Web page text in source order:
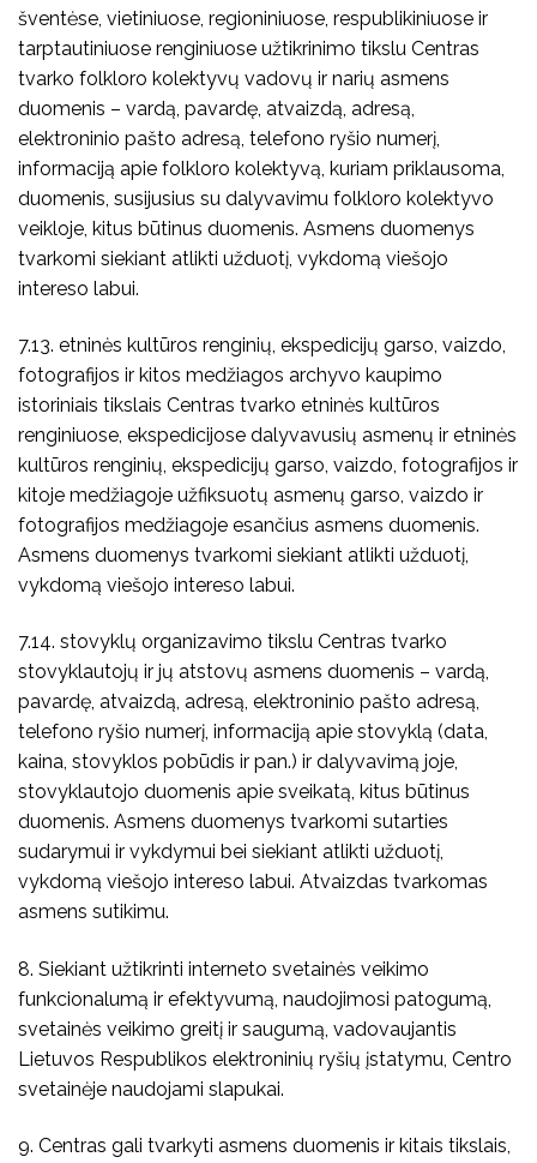
šventėse, vietiniuose, regioniniuose, respublikiniuose ir
tarptautiniuose renginiuose užtikrinimo tikslu Centras
tvarko folkloro kolektyvų vadovų ir narių asmens
duomenis – vardą, pavardę, atvaizdą, adresą,
elektroninio pašto adresą, telefono ryšio numerį,
informaciją apie folkloro kolektyvą, kuriam priklausoma,
duomenis, susijusius su dalyvavimu folkloro kolektyvo
veikloje, kitus būtinus duomenis. Asmens duomenys
tvarkomi siekiant atlikti užduotį, vykdomą viešojo
intereso labui.
7.13. etninės kultūros renginių, ekspedicijų garso, vaizdo,
fotografijos ir kitos medžiagos archyvo kaupimo
istoriniais tikslais Centras tvarko etninės kultūros
renginiuose, ekspedicijose dalyvavusių asmenų ir etninės
kultūros renginių, ekspedicijų garso, vaizdo, fotografijos ir
kitoje medžiagoje užfiksuotų asmenų garso, vaizdo ir
fotografijos medžiagoje esančius asmens duomenis.
Asmens duomenys tvarkomi siekiant atlikti užduotį,
vykdomą viešojo intereso labui.
7.14. stovyklų organizavimo tikslu Centras tvarko
stovyklautojų ir jų atstovų asmens duomenis – vardą,
pavardę, atvaizdą, adresą, elektroninio pašto adresą,
telefono ryšio numerį, informaciją apie stovyklą (data,
kaina, stovyklos pobūdis ir pan.) ir dalyvavimą joje,
stovyklautojo duomenis apie sveikatą, kitus būtinus
duomenis. Asmens duomenys tvarkomi sutarties
sudarymui ir vykdymui bei siekiant atlikti užduotį,
vykdomą viešojo intereso labui. Atvaizdas tvarkomas
asmens sutikimu.
8. Siekiant užtikrinti interneto svetainės veikimo
funkcionalumą ir efektyvumą, naudojimosi patogumą,
svetainės veikimo greitį ir saugumą, vadovaujantis
Lietuvos Respublikos elektroninių ryšių įstatymu, Centro
svetainėje naudojami slapukai.
9. Centras gali tvarkyti asmens duomenis ir kitais tikslais,